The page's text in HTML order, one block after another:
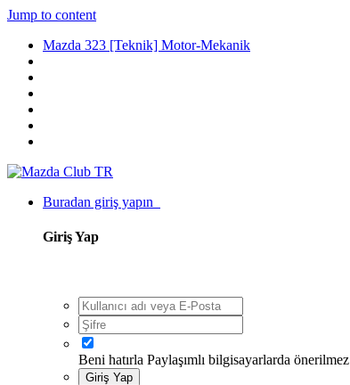
Jump to content
Mazda 323 [Teknik] Motor-Mekanik
Buradan giriş yapın
Giriş Yap
Beni hatırla Paylaşımlı bilgisayarlarda önerilmez
Giriş Yap